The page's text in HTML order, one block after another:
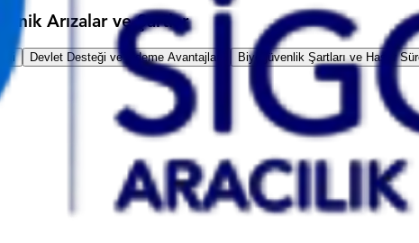
Arızalar ve Şartlar
Devlet Desteği ve Ödeme Avantajları Biyogüvenlik Şartları ve Hasar